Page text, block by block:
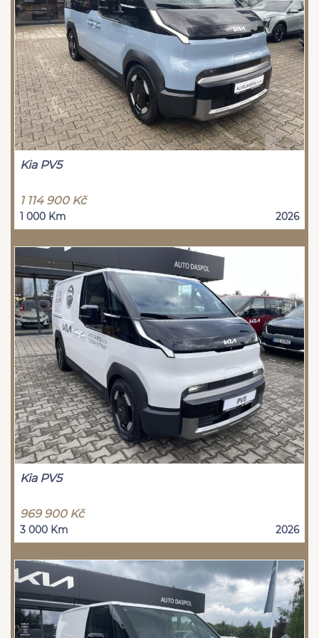
Kia PV5
1 114 900 Kč
1 000 Km 2026
Kia PV5
969 900 Kč
3 000 Km 2026